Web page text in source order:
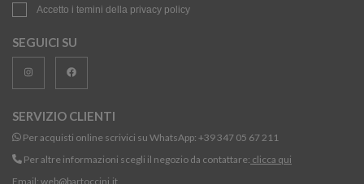
Accetto i temini della privacy policy
SEGUICI SU
SERVIZIO CLIENTI
Per acquisti online scrivici su WhatsApp: +39 347 05 67 211
Per altre informazioni scegli il negozio da contattare: clicca qui
Email: web@bartoccini.it